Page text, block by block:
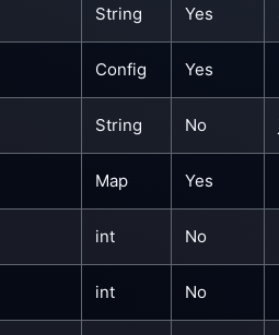
String Yes
Config Yes
String No
Map Yes
int No
int No